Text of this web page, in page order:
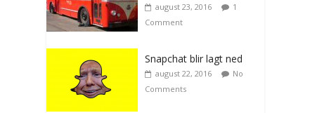
august 23, 2016
1
Comment
Snapchat blir lagt ned
august 22, 2016
No
Comments